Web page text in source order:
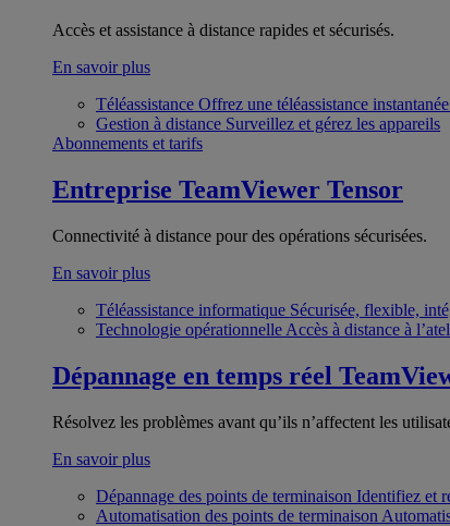
Accès et assistance à distance rapides et sécurisés.
En savoir plus
Téléassistance Offrez une téléassistance
Gestion à distance Surveillez et gérez les appareils
Abonnements et tarifs
Entreprise TeamViewer Tensor
Connectivité à distance pour des opérations sécurisées.
En savoir plus
Téléassistance informatique Sécurisée, flexible,
Technologie opérationnelle Accès à distance à
Dépannage en temps réel
Résolvez les problèmes avant qu’ils n’affectent les
En savoir plus
Dépannage des points de terminaison Identifiez et
Automatisation des points de terminaison